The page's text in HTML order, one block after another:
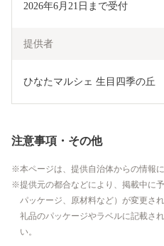
2026年6月21日まで受付
提供者
ひなたマルシェ 生目四季の丘
注意事項・その他
本ページは、提供自治体からの情報
提供元の都合などにより、掲載中に
パッケージ、原材料など）が変更さ
礼品のパッケージやラベルに記載さ
い。